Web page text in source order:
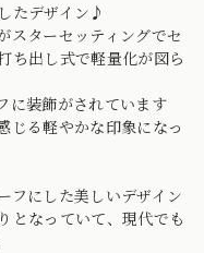
たデザイン♪
スターセッティングでセ
ち出し式で軽量化が図ら
に装飾がされています
じる軽やかな印象になっ
フにした美しいデザイン
となっていて、現代でも